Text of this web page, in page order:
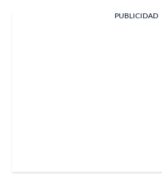
PUBLICIDAD